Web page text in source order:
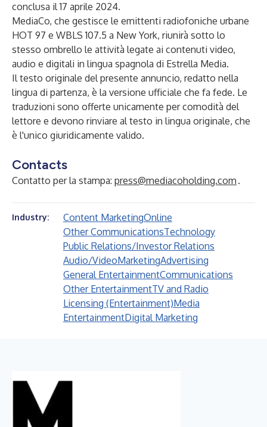
conclusa il 17 aprile 2024.
MediaCo, che gestisce le emittenti radiofoniche urbane
HOT 97 e WBLS 107.5 a New York, riunirà sotto lo
stesso ombrello le attività legate ai contenuti video,
audio e digitali in lingua spagnola di Estrella Media.
Il testo originale del presente annuncio, redatto nella
lingua di partenza, è la versione ufficiale che fa fede. Le
traduzioni sono offerte unicamente per comodità del
lettore e devono rinviare al testo in lingua originale, che
è l'unico giuridicamente valido.
Contacts
Contatto per la stampa: press@mediacoholding.com .
Industry: Content MarketingOnline
Other CommunicationsTechnology
Public Relations/Investor Relations
Audio/VideoMarketingAdvertising
General EntertainmentCommunications
Other EntertainmentTV and Radio
Licensing (Entertainment)Media
EntertainmentDigital Marketing